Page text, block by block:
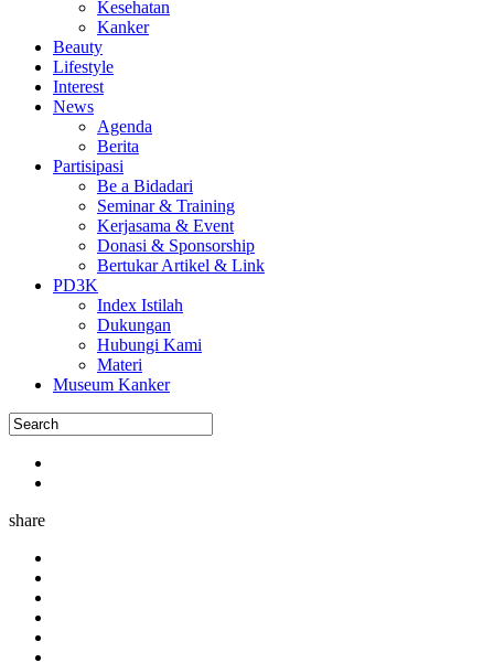
Kesehatan
Kanker
Beauty
Lifestyle
Interest
News
Agenda
Berita
Partisipasi
Be a Bidadari
Seminar & Training
Kerjasama & Event
Donasi & Sponsorship
Bertukar Artikel & Link
PD3K
Index Istilah
Dukungan
Hubungi Kami
Materi
Museum Kanker
share